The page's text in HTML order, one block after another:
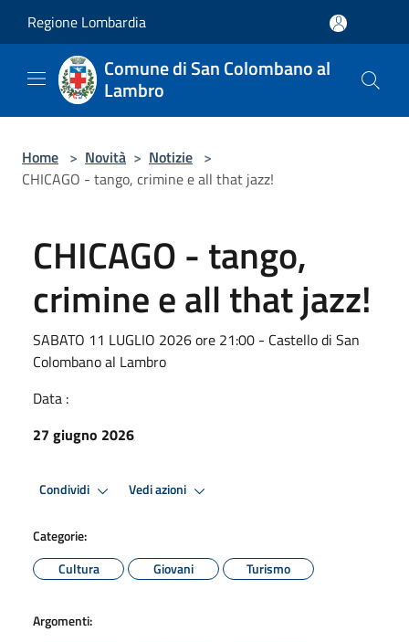
Regione Lombardia
Comune di San Colombano al
Lambro
Home > Novità > Notizie >
CHICAGO - tango, crimine e all that jazz!
CHICAGO - tango,
crimine e all that jazz!
SABATO 11 LUGLIO 2026 ore 21:00 - Castello di San
Colombano al Lambro
Data :
27 giugno 2026
Condividi Vedi azioni
Categorie:
Cultura
Giovani Turismo
Argomenti: